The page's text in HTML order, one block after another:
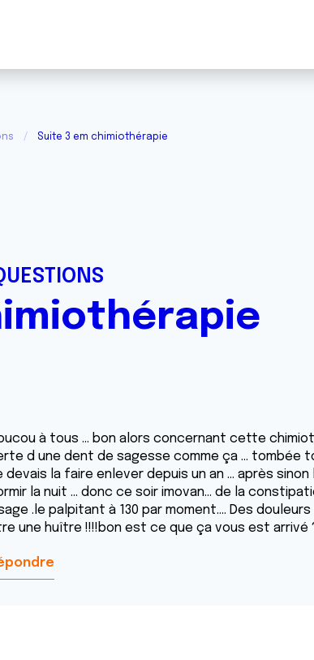
Suite 3 em chimiothérapie
à tous … bon alors concernant cette
d une dent de sagesse comme ça … tombée
devais la faire enlever depuis un an … après
la nuit … donc ce soir imovan… de la
.le palpitant à 130 par moment…. Des
une huître !!!!bon est ce que ça vous est arrivé